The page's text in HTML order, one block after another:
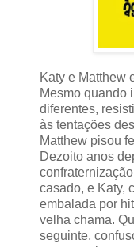
Katy e Matthew
Mesmo quando
diferentes,
às tentações
Matthew pisou
Dezoito anos
casado, e Katy,
embalada por
velha chama.
seguinte,